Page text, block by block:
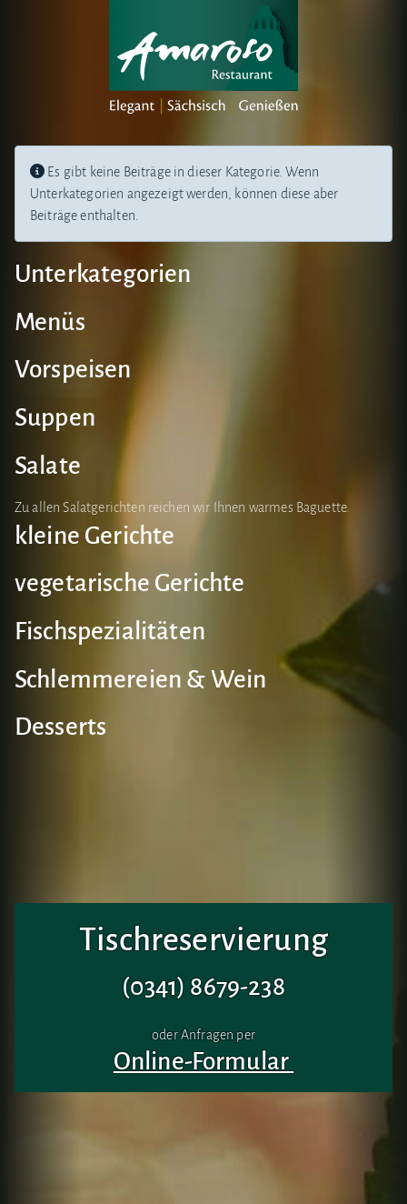
Es gibt keine Beiträge in dieser Kategorie. Wenn
Unterkategorien angezeigt werden, können diese aber
Beiträge enthalten.
Unterkategorien
Menüs
Vorspeisen
Suppen
Salate
Zu allen Salatgerichten reichen wir Ihnen warmes Baguette.
kleine Gerichte
vegetarische Gerichte
Fischspezialitäten
Schlemmereien & Wein
Desserts
Tischreservierung
(0341) 8679-238
oder Anfragen per
Online-Formular